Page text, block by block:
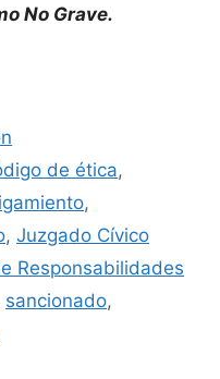
No Grave.
de ética,
,
, Juzgado Cívico
Responsabilidades
sancionado,